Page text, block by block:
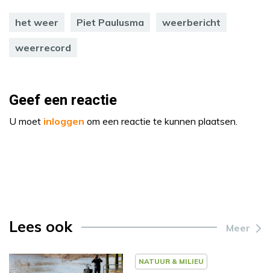
het weer Piet Paulusma weerbericht
weerrecord
Geef een reactie
U moet inloggen om een reactie te kunnen plaatsen.
Lees ook Meer
NATUUR & MILIEU